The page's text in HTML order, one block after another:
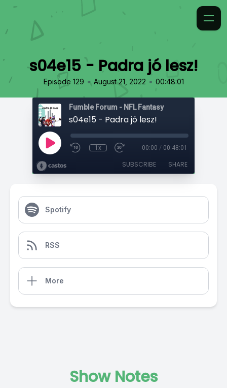
s04e15 - Padra jó lesz!
Episode 129 • August 21, 2022 • 00:48:01
Fumble Forum - NFL Fantasy
s04e15 - Padra jó lesz!
1x 00:00 / 00:48:01
SUBSCRIBE SHARE
Spotify
RSS
More
Show Notes